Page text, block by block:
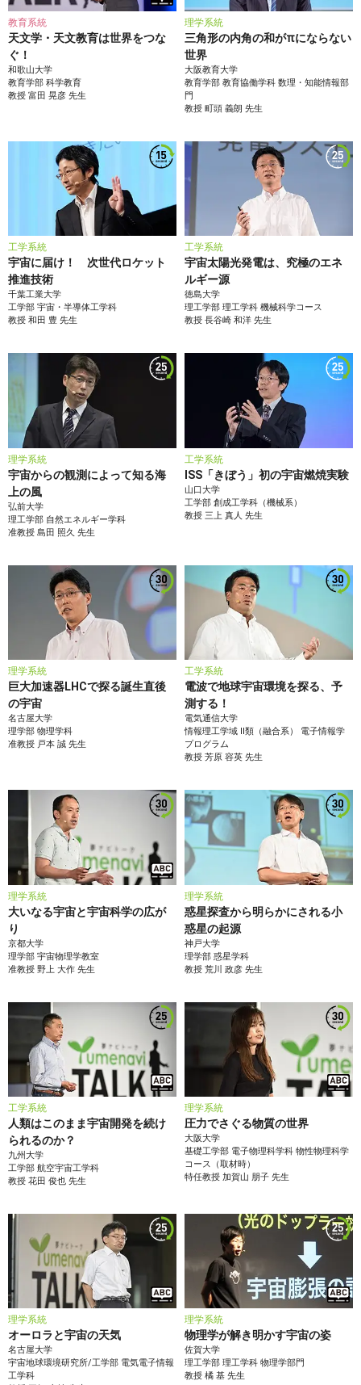
教育系統
天文学・天文教育は世界をつな
ぐ！
和歌山大学
教育学部 科学教育
教授 富田 晃彦先生
理学系統
三角形の内角の和がπにならない
世界
大阪教育大学
教育学部 教育協働学科 数理・知能情報部
門
教授 町頭 義朗 先生
工学系統
宇宙に届け！ 次世代ロケット
推進技術
千葉工業大学
工学部 宇宙・半導体工学科
教授 和田 豊 先生
工学系統
宇宙太陽光発電は、究極のエネ
ルギー源
徳島大学
理工学部 理工学科 機械科学コース
教授 長谷崎 和洋 先生
理学系統
宇宙からの観測によって知る海
上の風
弘前大学
理工学部 自然エネルギー学科
准教授 島田 照久 先生
工学系統
ISS「きぼう」初の宇宙燃焼実験
山口大学
工学部 創成工学科（機械系）
教授 三上 真人 先生
理学系統
巨大加速器LHCで探る誕生直後
の宇宙
名古屋大学
理学部 物理学科
准教授 戸本 誠先生
工学系統
電波で地球宇宙環境を探る、予
測する！
電気通信大学
情報理工学域 II類（融合系）
電子情報学
プログラム
教授 芳原 容英 先生
理学系統
大いなる宇宙と宇宙科学の広が
り
京都大学
理学部 宇宙物理学教室
准教授 野上 大作先生
理学系統
惑星探査から明らかにされる小
惑星の起源
神戸大学
理学部 惑星学科
教授 荒川 政彦 先生
工学系統
人類はこのまま宇宙開発を続け
られるのか？
九州大学
工学部 航空宇宙工学科
教授 花田 俊也先生
理学系統
圧力でさぐる物質の世界
大阪大学
基礎工学部 電子物理科学科 物性物理科学
コース（取材時）
特任教授 加賀山 朋子 先生
理学系統
オーロラと宇宙の天気
名古屋大学
宇宙地球環境研究所/工学部 電気電子情報
工学科
理学系統
物理学が解き明かす宇宙の姿
佐賀大学
理工学部 理工学科 物理学部門
教授 橘 基 先生